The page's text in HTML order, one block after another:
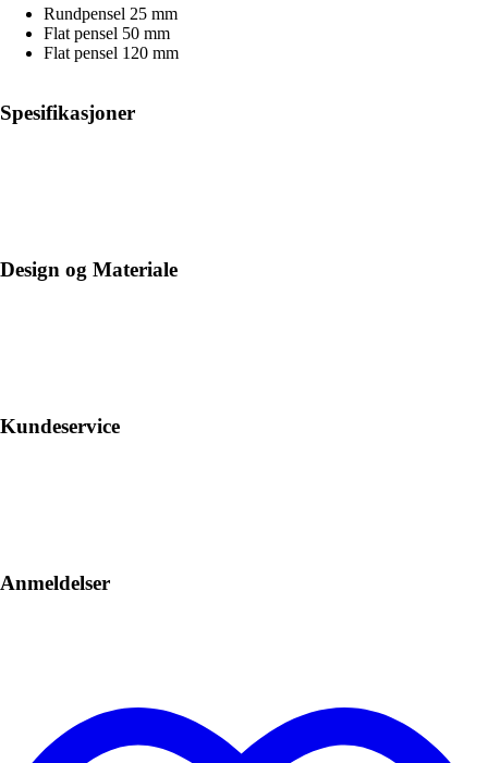
Rundpensel 25 mm
Flat pensel 50 mm
Flat pensel 120 mm
Spesifikasjoner
Design og Materiale
Kundeservice
Anmeldelser